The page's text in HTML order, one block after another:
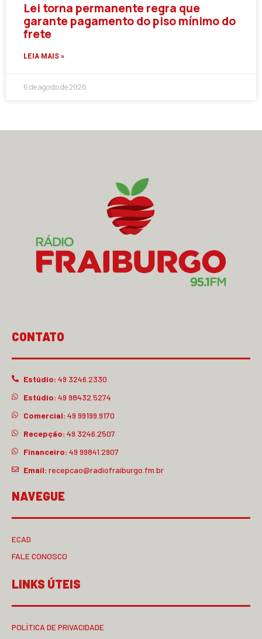
Lei torna permanente regra que
garante pagamento do piso mínimo do
frete
LEIA MAIS »
6 de agosto de 2026
CONTATO
Estúdio: 49 3246.2330
Estúdio: 49 98432.5274
Comercial: 49 99199.9170
Recepção: 49 3246.2507
Financeiro: 49 99841.2907
Email: recepcao@radiofraiburgo.fm.br
NAVEGUE
ECAD
FALE CONOSCO
LINKS ÚTEIS
POLÍTICA DE PRIVACIDADE